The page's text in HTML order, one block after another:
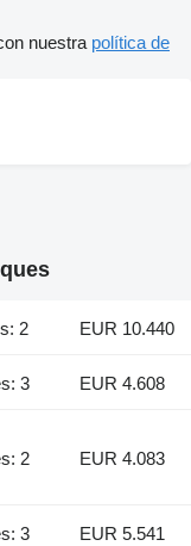
nuestra política de
2 EUR 10.440
3 EUR 4.608
2 EUR 4.083
3 EUR 5.541